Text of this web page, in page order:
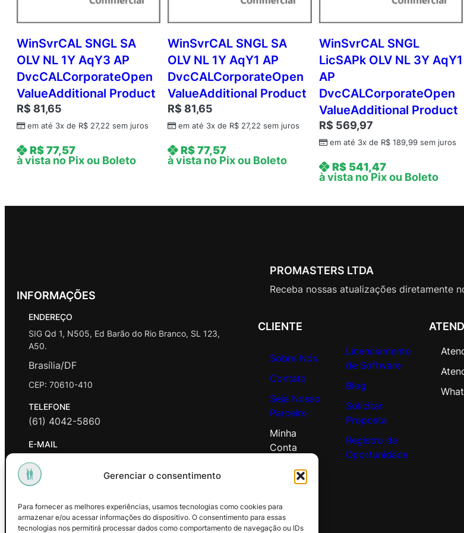
Gerenciar o consentimento
Para fornecer as melhores experiências, usamos tecnologias como cookies para
armazenar e/ou acessar informações do dispositivo. O consentimento para essas
tecnologias nos permitirá processar dados como comportamento de navegação ou IDs
1
Y
A
q
Y
1
A
c
d
c
A
L
WinSvrCAL SNGL SA
OLV NL 1Y AqY3 AP
DvcCALCorporateOpen
ValueAdditional Product
R$ 81,65
em até 3x de R$ 27,22 sem juros
R$77,57
à vista no Pix ou Boleto
WinSvrCAL SNGL SA
OLV NL 1Y AqY1 AP
DvcCALCorporateOpen
ValueAdditional Product
R$ 81,65
em até 3x de R$ 27,22 sem juros
R$77,57
à vista no Pix ou Boleto
WinSvrCAL SNGL
LicSAPk OLV NL 3Y AqY1
AP
DvcCALCorporateOpen
ValueAdditional Product
R$ 569,97
em até 3x de R$189,99sem juros
R$541,47
à vista no Pix ou Boleto
INFORMAÇÕES
ENDEREÇO
SIG Qd 1, N505, Ed Barão do Rio Branco, SL 123,
A50.
Brasília/DF
CEP: 70610-410
TELEFONE
(61) 4042-5860
E-MAIL
contato@promasters.net.br
HORÁRIO DE ATENDIMENTO
Facebook Instagram Youtube
PROMASTERS LTDA
Receba nossas atualizações diretamente
CLIENTE
Sobre Nós
Contato
Seja Nosso
Parceiro
Minha
Conta
Licenciamento
de Software
Blog
Solicitar
Proposta
Registro de
Oportunidade